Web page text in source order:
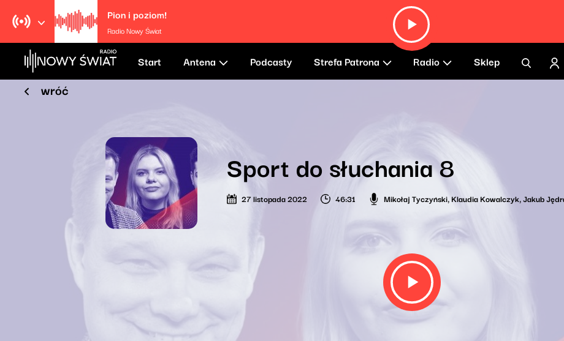
Pion i poziom!
Radio Nowy Świat
Start Antena Podcasty Strefa Patrona Radio Sklep
wróć
Sport do słuchania 8
27 listopada 2022 46:31 Mikołaj Tyczyński, Klaudia Kowalczyk,Jakub